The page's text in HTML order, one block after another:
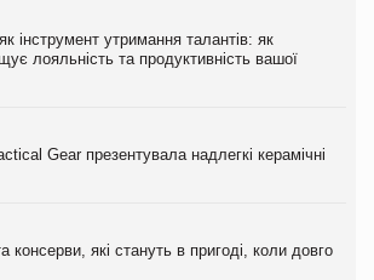
інструмент утримання талантів: як
лояльність та продуктивність вашої
Gear презентувала надлегкі керамічні
консерви, які стануть в пригоді, коли довго